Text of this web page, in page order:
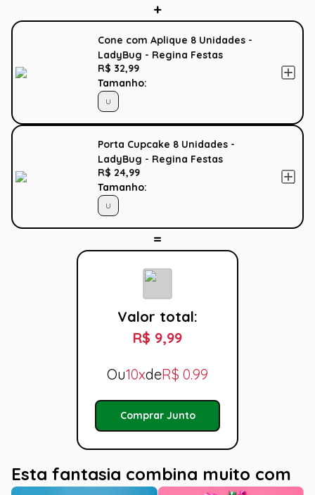
Cone com Aplique 8 Unidades -
LadyBug - Regina Festas
R$ 32,99
Tamanho:
U
Porta Cupcake 8 Unidades -
LadyBug - Regina Festas
R$ 24,99
Tamanho:
U
Valor total:
R$ 9,99
Ou10xdeR$ 0.99
Comprar Junto
Esta fantasia combina muito com